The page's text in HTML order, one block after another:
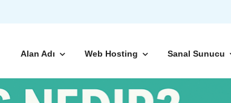
Alan Adı Web Hosting Sanal Sunucu